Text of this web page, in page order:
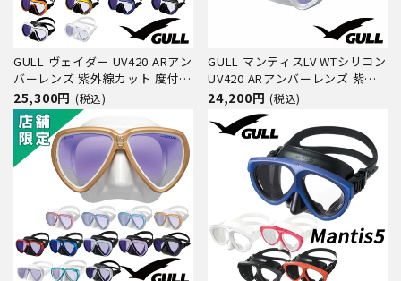
GULL ヴェイダー UV420 ARアン
バーレンズ 紫外線カット 度付き
レンズ（オーダー）対応 GM-
1293D GM-1294D ダイビング マ
スク
25,300円 (税込)
GULL マンティスLV WTシリコン
UV420 ARアンバーレンズ 紫外
線カット 度付きレンズ対応 GM-
1291C ダイビング マスク
24,200円 (税込)